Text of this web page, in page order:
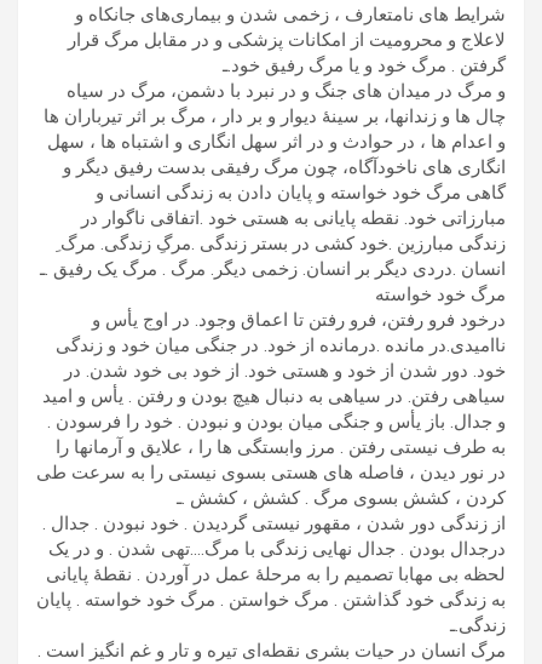
شرایط های نامتعارف ، زخمی شدن و بیماری‌های جانکاه و
لاعلاج و محرومیت از امکانات پزشکی و در مقابل مرگ قرار
گرفتن . مرگ خود و یا مرگ رفیق خود.ـ
و مرگ در میدان های جنگ و در نبرد با دشمن، مرگ در سیاه
چال ها و زندانها، بر سینۀ دیوار و بر دار ، مرگ بر اثر تیرباران ها
و اعدام ها ، در حوادث و در اثر سهل انگاری و اشتباه ها ، سهل
انگاری های ناخودآگاه، چون مرگ رفیقی بدست رفیق دیگر و
گاهی مرگ خود خواسته و پایان دادن به زندگی انسانی و
مبارزاتی خود. نقطه پایانی به هستی خود .اتفاقی ناگوار در
زندگی مبارزین .خود کشی در بستر زندگی .مرگِ زندگی. مرگ ِ
انسان .دردی دیگر بر انسان. زخمی دیگر. مرگ . مرگ یک رفیق .ـ
مرگ خود خواسته
درخود فرو رفتن، فرو رفتن تا اعماق وجود. در اوج یأس و
ناامیدی.در مانده .درمانده از خود. در جنگی میان خود و زندگی
خود. دور شدن از خود و هستی خود. از خود بی خود شدن. در
سیاهی رفتن. در سیاهی به دنبال هیچ بودن و رفتن . یأس و امید
و جدال. باز یأس و جنگی میان بودن و نبودن . خود را فرسودن .
به طرف نیستی رفتن . مرز وابستگی‌ ها را ، علایق و آرمانها را
در نور دیدن ، فاصله های هستی بسوی نیستی را به سرعت طی
کردن ، کشش بسوی مرگ . کشش ، کشش .ـ
از زندگی دور شدن ، مقهور نیستی گردیدن . خود نبودن . جدال .
درجدال بودن . جدال نهایی زندگی با مرگ….تهی شدن . و در یک
لحظه بی مهابا تصمیم را به مرحلۀ عمل در آوردن . نقطۀ پایانی
به زندگی خود گذاشتن . مرگ خواستن . مرگ خود خواسته . پایان
زندگی.ـ
مرگ انسان در حیات بشری نقطه‌ای تیره و تار و غم انگیز است .